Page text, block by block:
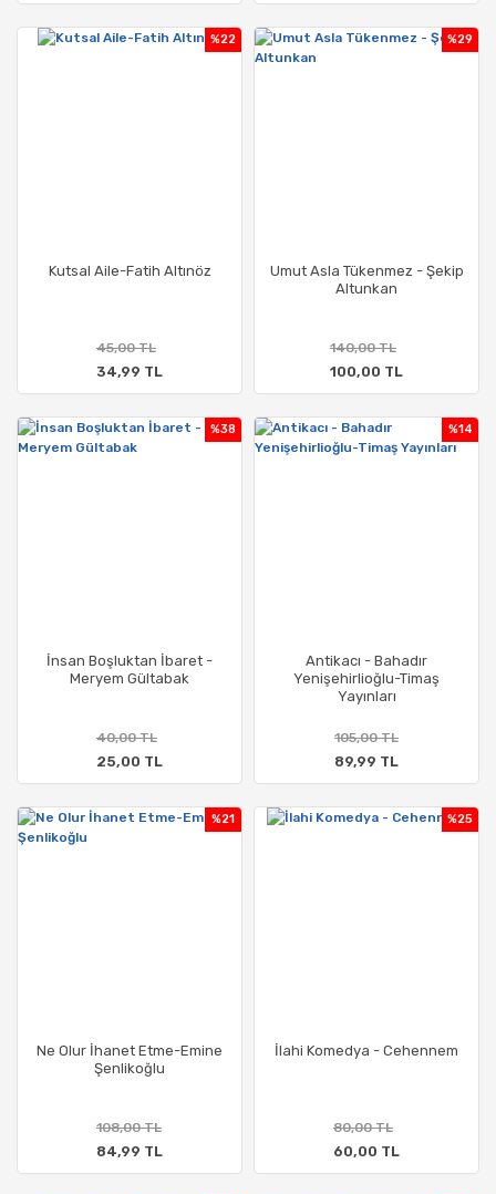
Kutsal Aile-Fatih Altınöz
%22
45,00 TL
34,99 TL
Umut Asla Tükenmez - Şekip
Altunkan
%29
140,00 TL
100,00 TL
İnsan Boşluktan İbaret -
Meryem Gültabak
%38
40,00 TL
25,00 TL
Antikacı - Bahadır
Yenişehirlioğlu-Timaş
Yayınları
%14
105,00 TL
89,99 TL
Ne Olur İhanet Etme-Emine
Şenlikoğlu
%21
108,00 TL
84,99 TL
İlahi Komedya - Cehennem
%25
80,00 TL
60,00 TL